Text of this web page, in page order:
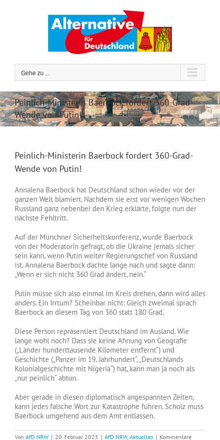
Gehe zu ...
Peinlich-Ministerin Baerbock fordert 360-Grad-
Wende von Putin!
Peinlich-Ministerin Baerbock fordert 360-Grad-
Wende von Putin!
Annalena Baerbock hat Deutschland schon wieder vor der
ganzen Welt blamiert. Nachdem sie erst vor wenigen Wochen
Russland ganz nebenbei den Krieg erklärte, folgte nun der
nächste Fehltritt.
Auf der Münchner Sicherheitskonferenz, wurde Baerbock
von der Moderatorin gefragt, ob die Ukraine jemals sicher
sein kann, wenn Putin weiter Regierungschef von Russland
ist. Annalena Baerbock dachte lange nach und sagte dann:
„Wenn er sich nicht 360 Grad ändert, nein.“
Putin müsse sich also einmal im Kreis drehen, dann wird alles
anders. Ein Irrtum? Scheinbar nicht: Gleich zweimal sprach
Baerbock an diesem Tag von 360 statt 180 Grad.
Diese Person repräsentiert Deutschland im Ausland. Wie
lange wohl noch? Dass sie keine Ahnung von Geografie
(„Länder hunderttausende Kilometer entfernt“) und
Geschichte („Panzer im 19. Jahrhundert“, „Deutschlands
Kolonialgeschichte mit Nigeria“) hat, kann man ja noch als
„nur peinlich“ abtun.
Aber gerade in diesen diplomatisch angespannten Zeiten,
kann jedes falsche Wort zur Katastrophe führen. Scholz muss
Baerbock umgehend aus dem Amt entlassen.
Von AfD NRW | 20. Februar 2023 | AfD NRW, Aktuelles | Kommentare